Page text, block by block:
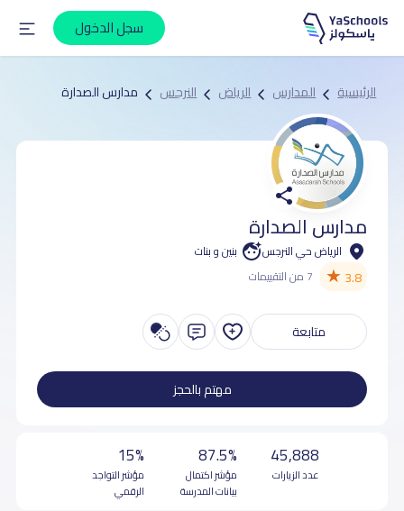
سجل الدخول
الرئيسية المدارس الرياض النرجس مدارس الصدارة
مدارس الصدارة
الرياض حي النرجس بنين و بنات
3.8
★ 7 من التقييمات
متابعة
مهتم بالحجز
45,888
عدد الزيارات
87.5%
مؤشر اكتمال
بيانات المدرسة
15%
مؤشر التواجد
الرقمي